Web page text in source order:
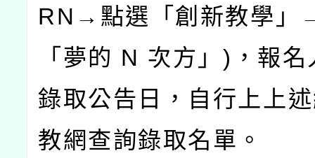
RN →點選「創新教學」
「夢的 N 次方」) ，報
錄取公告日，自行上上
教網查詢錄取名單。